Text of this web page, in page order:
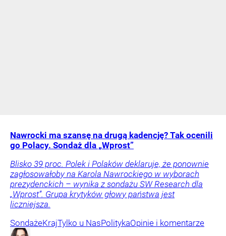
Nawrocki ma szansę na drugą kadencję? Tak ocenili
go Polacy. Sondaż dla „Wprost”
Blisko 39 proc. Polek i Polaków deklaruje, że ponownie
zagłosowałoby na Karola Nawrockiego w wyborach
prezydenckich – wynika z sondażu SW Research dla
„Wprost”. Grupa krytyków głowy państwa jest
liczniejsza.
SondażeKrajTylko u NasPolitykaOpinie i komentarze